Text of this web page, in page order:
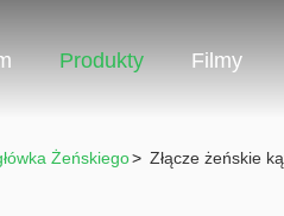
Produkty Filmy
Żeńskiego> Złącze żeńskie